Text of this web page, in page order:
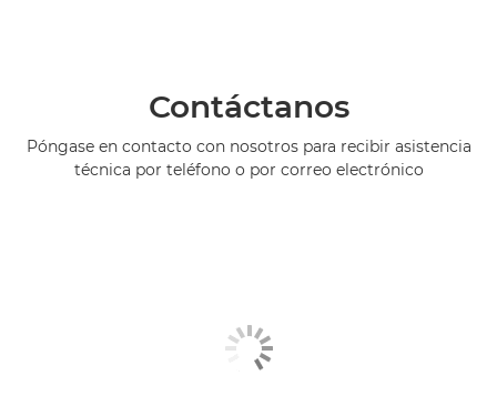
Contáctanos
Póngase en contacto con nosotros para recibir asistencia
técnica por teléfono o por correo electrónico